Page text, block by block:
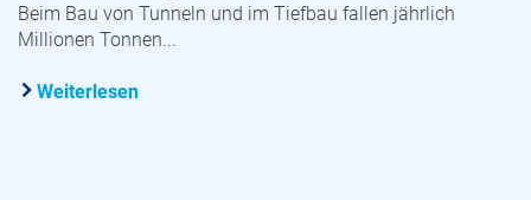
Beim Bau von Tunneln und im Tiefbau fallen jährlich
Millionen Tonnen...
Weiterlesen